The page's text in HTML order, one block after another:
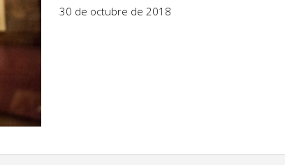
30 de octubre de 2018